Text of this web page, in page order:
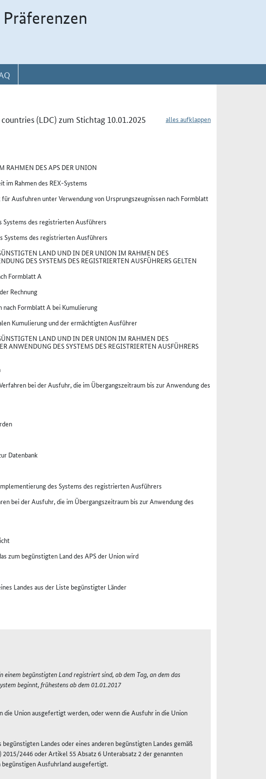
alles aufklappen
(LDC) zum Stichtag 10.01.2025
RAHMEN DES APS DER UNION
im Rahmen des REX-Systems
Ausfuhren unter Verwendung von Ursprungszeugnissen nach Formblatt
des registrierten Ausführers
des registrierten Ausführers
LAND UND IN DER UNION IM RAHMEN DES
DES SYSTEMS DES REGISTRIERTEN AUSFÜHRERS GELTEN
Formblatt A
Rechnung
nach Formblatt A bei Kumulierung
Kumulierung und der ermächtigten Ausführer
LAND UND IN DER UNION IM RAHMEN DES
ANWENDUNG DES SYSTEMS DES REGISTRIERTEN AUSFÜHRERS
bei der Ausfuhr, die im Übergangszeitraum bis zur Anwendung des
Datenbank
des Systems des registrierten Ausführers
bei der Ausfuhr, die im Übergangszeitraum bis zur Anwendung des
zum begünstigten Land des APS der Union wird
Landes aus der Liste begünstigter Länder
begünstigten Land registriert sind, ab dem Tag, an dem das
beginnt, frühestens ab dem 01.01.2017
Union ausgefertigt werden, oder wenn die Ausfuhr in die Union
Landes oder eines anderen begünstigten Landes gemäß
2446 oder Artikel 55 Absatz 6 Unterabsatz 2 der genannten
Ausfuhrland ausgefertigt.